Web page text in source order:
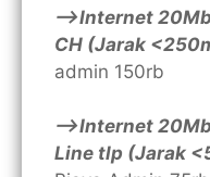
—>Internet
CH (Jarak
admin 150rb
—>Internet
Line tlp (Jarak